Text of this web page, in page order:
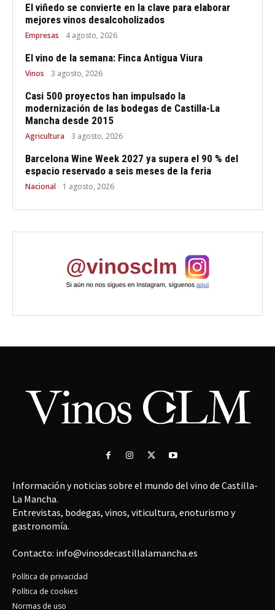
El viñedo se convierte en la clave para elaborar
mejores vinos desalcoholizados
Empresas 4 agosto, 2026
El vino de la semana: Finca Antigua Viura
Vinos 3 agosto, 2026
Casi 500 proyectos han impulsado la
modernización de las bodegas de Castilla-La
Mancha desde 2015
Agricultura 3 agosto, 2026
Barcelona Wine Week 2027 ya supera el 90 % del
espacio reservado a seis meses de la feria
Nacional 1 agosto, 2026
Información y noticias sobre el mundo del vino de Castilla-
La Mancha.
Entrevistas, bodegas, vinos, viticultura, enoturismo y
gastronomía.
Contacto: info@vinosdecastillalamancha.es
Política de privacidad
Política de cookies
Normas de uso